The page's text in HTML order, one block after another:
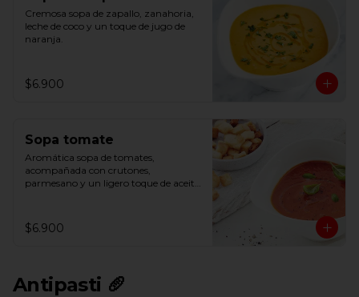
Cremosa sopa de zapallo, zanahoria,
leche de coco y un toque de jugo de
naranja.
$6.900
Sopa tomate
Aromática sopa de tomates,
acompañada con crutones,
parmesano y un ligero toque de aceite
$6.900
Antipasti 🥖